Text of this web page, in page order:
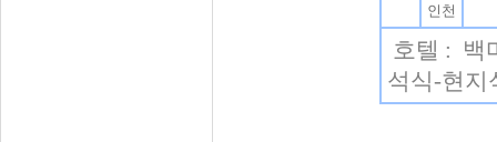
인천
호텔 : 백
석식-현지